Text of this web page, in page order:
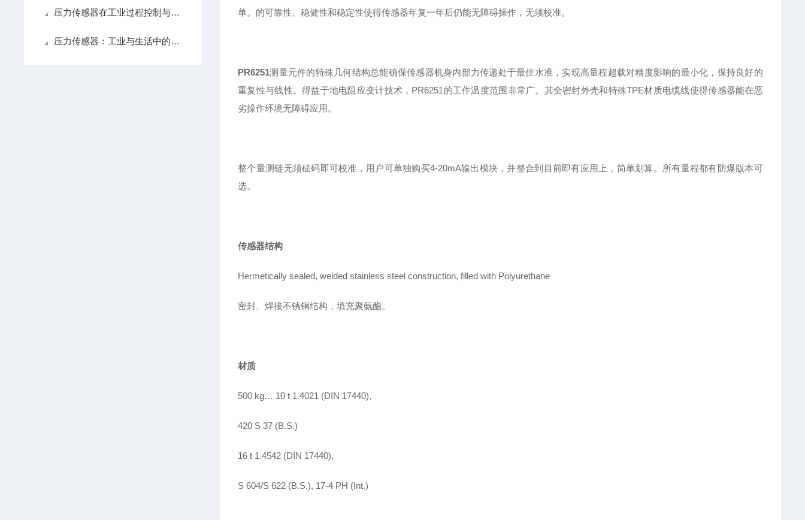
单。的可靠性、稳健性和稳定性使得传感器年复一年后仍能无障碍操作，无须校准。
PR6251测量元件的特殊几何结构总能确保传感器机身内部力传递处于最佳水准，实现高量程超载对精度影响的最小化，保持良好的
重复性与线性。得益于地电阻应变计技术，PR6251的工作温度范围非常广。其全密封外壳和特殊TPE材质电缆线使得传感器能在恶
劣操作环境无障碍应用。
整个量测链无须砝码即可校准 ，用户可单独购买4-20mA输出模块，并整合到目前即有应用上，简单划算。所有量程都有防爆版本可
选。
传感器结构
Hermetically sealed, welded stainless steel construction, filled with Polyurethane
密封、焊接不锈钢结构，填充聚氨酯。
材质
500 kg… 10 t 1.4021 (DIN 17440),
420 S 37 (B.S.)
16 t 1.4542 (DIN 17440),
S 604/S 622 (B.S.), 17-4 PH (Int.)
压力传感器在工业过程控制与测量中的技术原理
压力传感器：工业与生活中的感知精灵